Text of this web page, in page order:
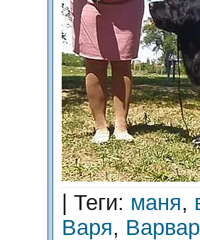
| Теги: маня,
Варя,